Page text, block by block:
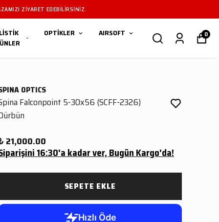
ZIYARET EDEBILIRSINIZ.
OPTİKLER AIRSOFT 0
OPTICS
Falconpoint 5-30x56 (SCFF-2326)
21,000.00
16:30'a kadar ver, Bugün Kargo'da!
SEPETE EKLE